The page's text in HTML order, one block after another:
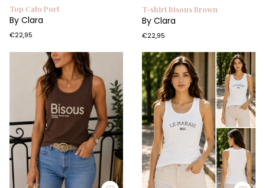
Top Cato Port
By Clara
€22,95
T-shirt Bisous Brown
By Clara
€22,95